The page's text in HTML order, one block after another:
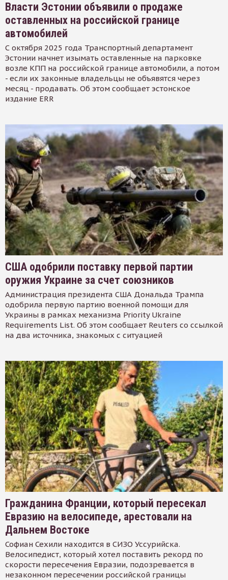
Власти Эстонии объявили о продаже
оставленных на российской границе
автомобилей
С октября 2025 года Транспортный департамент
Эстонии начнет изымать оставленные на парковке
возле КПП на российской границе автомобили, а потом
- если их законные владельцы не объявятся через
месяц - продавать. Об этом сообщает эстонское
издание ERR
США одобрили поставку первой партии
оружия Украине за счет союзников
Администрация президента США Дональда Трампа
одобрила первую партию военной помощи для
Украины в рамках механизма Priority Ukraine
Requirements List. Об этом сообщает Reuters со ссылкой
на два источника, знакомых с ситуацией
Гражданина Франции, который пересекал
Евразию на велосипеде, арестовали на
Дальнем Востоке
Софиан Сехили находится в СИЗО Уссурийска.
Велосипедист, который хотел поставить рекорд по
скорости пересечения Евразии, подозревается в
незаконном пересечении российской границы